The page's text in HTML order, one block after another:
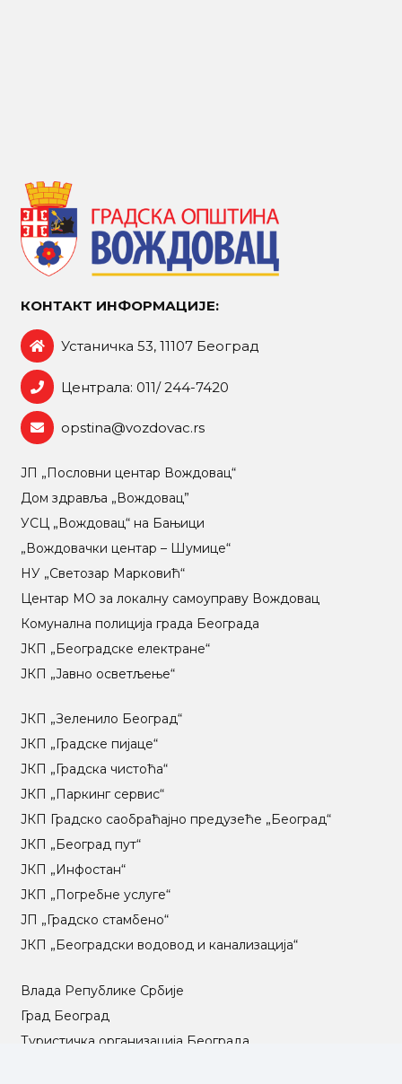
КОНТАКТ ИНФОРМАЦИЈЕ:
Устаничка 53, 11107 Београд
Централа: 011/ 244-7420
opstina@vozdovac.rs
ЈП „Пословни центар Вождовац“
Дом здравља „Вождовац”
УСЦ „Вождовац“ на Бањици
„Вождовачки центар – Шумице“
НУ „Светозар Марковић“
Центар МO за локалну самоуправу Вождовац
Комунална полиција града Београда
ЈКП „Београдске електране“
ЈКП „Јавно осветљење“
ЈКП „Зеленило Београд“
ЈКП „Градске пијаце“
ЈКП „Градска чистоћа“
ЈКП „Паркинг сервис“
ЈКП Градско саобраћајно предузеће „Београд“
ЈКП „Београд пут“
ЈКП „Инфостан“
ЈКП „Погребне услуге“
ЈП „Градско стамбено“
ЈКП „Београдски водовод и канализација“
Влада Републике Србије
Град Београд
Туристичка организација Београда